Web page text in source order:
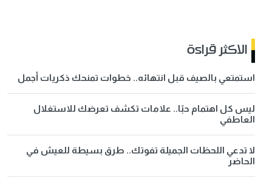
الاكثر قراءة
استمتعي بالصيف قبل انتهائه.. خطوات تمنحك ذكريات أجمل
ليس كل اهتمام حبًا.. علامات تكشف تعرضك للاستغلال
العاطفي
لا تدعي اللحظات الجميلة تفوتك.. طرق بسيطة للعيش في
الحاضر